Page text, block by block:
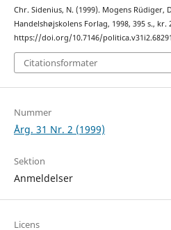
Chr. Sidenius, N. (1999). Mogens Rüdiger,
Handelshøjskolens Forlag, 1998, 395 s., kr.
https://doi.org/10.7146/politica.v31i2.68291
Citationsformater
Nummer
Årg. 31 Nr. 2 (1999)
Sektion
Anmeldelser
Licens